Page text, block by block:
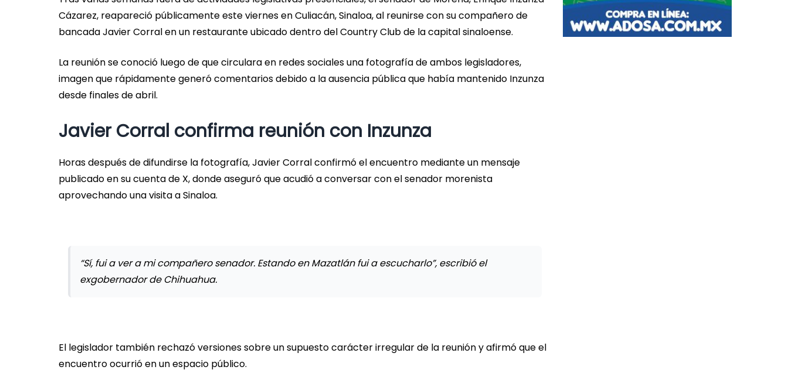
Cázarez, reapareció públicamente este viernes en Culiacán, Sinaloa, al reunirse con su compañero de
bancada Javier Corral en un restaurante ubicado dentro del Country Club de la capital sinaloense.
La reunión se conoció luego de que circulara en redes sociales una fotografía de ambos legisladores,
imagen que rápidamente generó comentarios debido a la ausencia pública que había mantenido Inzunza
desde finales de abril.
Javier Corral confirma reunión con Inzunza
Horas después de difundirse la fotografía, Javier Corral confirmó el encuentro mediante un mensaje
publicado en su cuenta de X, donde aseguró que acudió a conversar con el senador morenista
aprovechando una visita a Sinaloa.
“Sí, fui a ver a mi compañero senador. Estando en Mazatlán fui a escucharlo”, escribió el
exgobernador de Chihuahua.
El legislador también rechazó versiones sobre un supuesto carácter irregular de la reunión y afirmó que el
encuentro ocurrió en un espacio público.